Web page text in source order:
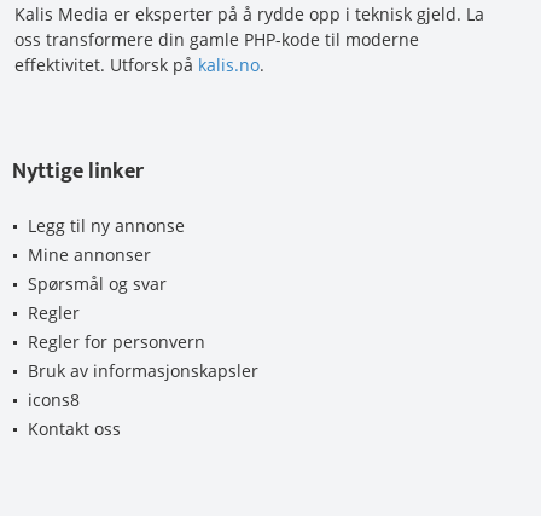
Kalis Media er eksperter på å rydde opp i teknisk gjeld. La
oss transformere din gamle PHP-kode til moderne
effektivitet. Utforsk på kalis.no.
Nyttige linker
Legg til ny annonse
Mine annonser
Spørsmål og svar
Regler
Regler for personvern
Bruk av informasjonskapsler
icons8
Kontakt oss